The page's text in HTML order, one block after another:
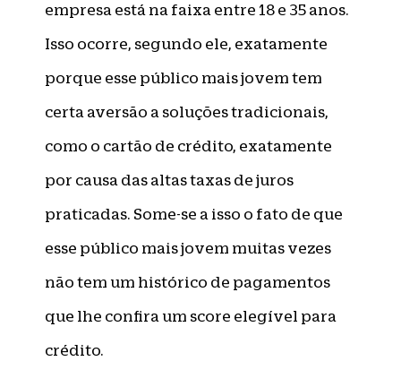
empresa está na faixa entre 18 e 35 anos.
Isso ocorre, segundo ele, exatamente
porque esse público mais jovem tem
certa aversão a soluções tradicionais,
como o cartão de crédito, exatamente
por causa das altas taxas de juros
praticadas. Some-se a isso o fato de que
esse público mais jovem muitas vezes
não tem um histórico de pagamentos
que lhe confira um score elegível para
crédito.